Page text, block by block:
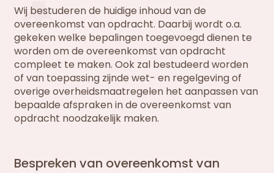
Wij bestuderen de huidige inhoud van de
overeenkomst van opdracht. Daarbij wordt o.a.
gekeken welke bepalingen toegevoegd dienen te
worden om de overeenkomst van opdracht
compleet te maken. Ook zal bestudeerd worden
of van toepassing zijnde wet- en regelgeving of
overige overheidsmaatregelen het aanpassen van
bepaalde afspraken in de overeenkomst van
opdracht noodzakelijk maken.
Bespreken van overeenkomst van